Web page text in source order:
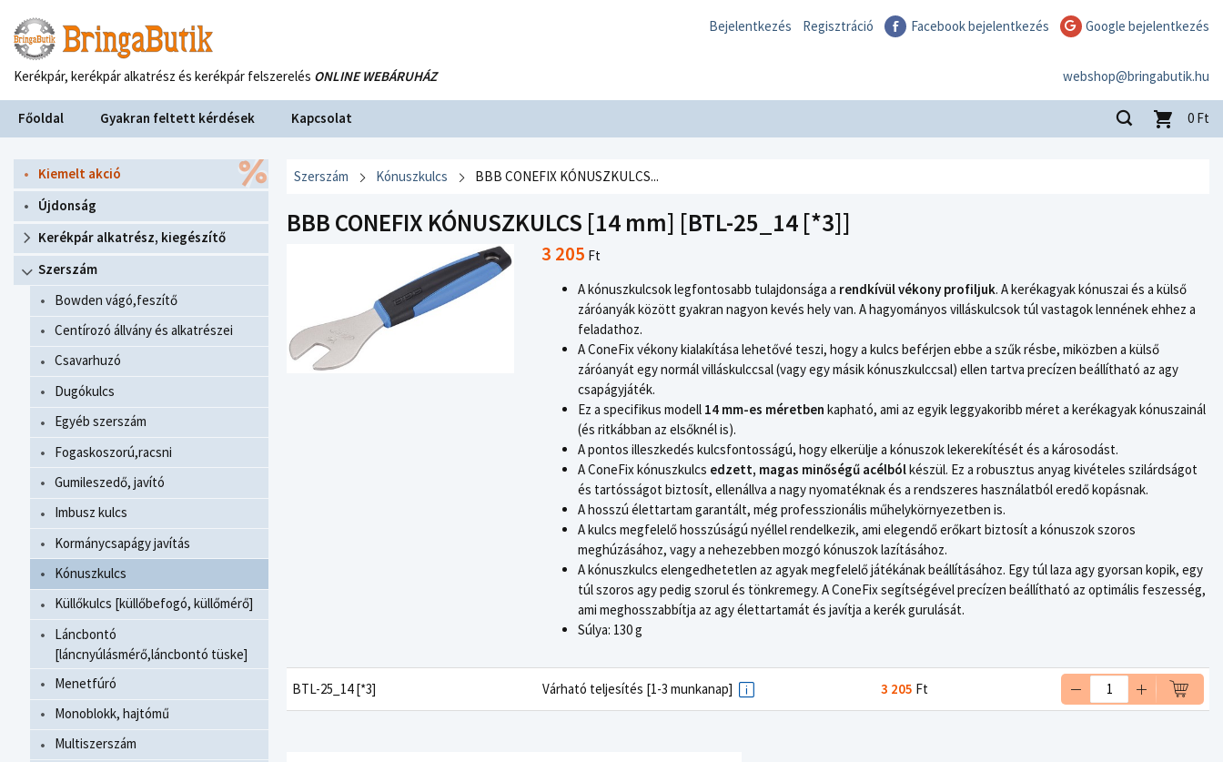
Bejelentkezés Regisztráció Facebook bejelentkezés Google bejelentkezés
webshop@bringabutik.hu
Kerékpár, kerékpár alkatrész és kerékpár felszerelés ONLINE WEBÁRUHÁZ
Főoldal Gyakran feltett kérdések Kapcsolat 0 Ft
Kiemelt akció
Újdonság
Kerékpár alkatrész, kiegészítő
Szerszám
Bowden vágó,feszítő
Centírozó állvány és alkatrészei
Csavarhuzó
Dugókulcs
Egyéb szerszám
Fogaskoszorú,racsni
Gumileszedő, javító
Imbusz kulcs
Kormánycsapágy javítás
Kónuszkulcs
Küllőkulcs [küllőbefogó, küllőmérő]
Láncbontó
[láncnyúlásmérő,láncbontó tüske]
Menetfúró
Monoblokk, hajtómű
Multiszerszám
Szerszám Kónuszkulcs BBB CONEFIX KÓNUSZKULCS...
BBB CONEFIX KÓNUSZKULCS [14 mm] [BTL-25_14 [*3]]
3 205 Ft
A kónuszkulcsok legfontosabb tulajdonsága a rendkívül vékony profiljuk. A kerékagyak kónuszai és a külső
záróanyák között gyakran nagyon kevés hely van. A hagyományos villáskulcsok túl vastagok lennének ehhez a
feladathoz.
A ConeFix vékony kialakítása lehetővé teszi, hogy a kulcs beférjen ebbe a szűk résbe, miközben a külső
záróanyát egy normál villáskulccsal (vagy egy másik kónuszkulccsal) ellen tartva precízen beállítható az agy
csapágyjáték.
Ez a specifikus modell 14 mm-es méretben kapható, ami az egyik leggyakoribb méret a kerékagyak kónuszainál
(és ritkábban az elsőknél is).
A pontos illeszkedés kulcsfontosságú, hogy elkerülje a kónuszok lekerekítését és a károsodást.
A ConeFix kónuszkulcs edzett, magas minőségű acélbólkészül. Ez a robusztus anyag kivételes szilárdságot
és tartósságot biztosít, ellenállva a nagy nyomatéknak és a rendszeres használatból eredő kopásnak.
A hosszú élettartam garantált, még professzionális műhelykörnyezetben is.
A kulcs megfelelő hosszúságú nyéllel rendelkezik, ami elegendő erőkart biztosít a kónuszok szoros
meghúzásához, vagy a nehezebben mozgó kónuszok lazításához.
A kónuszkulcs elengedhetetlen az agyak megfelelő játékának beállításához. Egy túl laza agy gyorsan kopik, egy
túl szoros agy pedig szorul és tönkremegy. A ConeFix segítségével precízen beállítható az optimális feszesség,
ami meghosszabbítja az agy élettartamát és javítja a kerék gurulását.
Súlya: 130 g
BTL-25_14 [*3] Várható teljesítés [1-3 munkanap] 3 205 Ft